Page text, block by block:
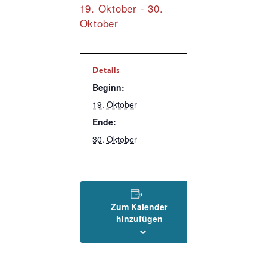
19. Oktober -30.
Oktober
Details
Beginn:
19. Oktober
Ende:
30. Oktober
Zum Kalender
hinzufügen